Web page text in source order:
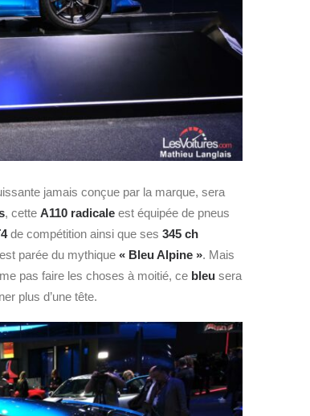
jamais conçue par la marque, sera
, cette A110 radicale est équipée de pneus
de compétition ainsi que ses 345 ch
parée du mythique « Bleu Alpine ». Mais
pas faire les choses à moitié, ce bleu sera
plus d’une tête.